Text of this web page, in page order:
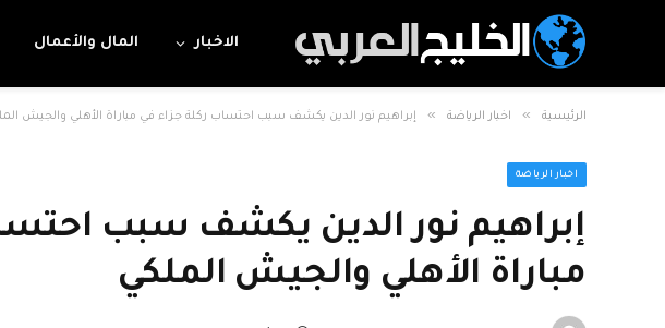
الاخبار المال والأعمال
الرئيسية » اخبار الرياضة » إبراهيم نور الدين يكشف سبب احتساب ركلة جزاء في مباراة الأهلي والجيش
اخبار الرياضة
إبراهيم نور الدين يكشف سبب
مباراة الأهلي والجيش الملكي